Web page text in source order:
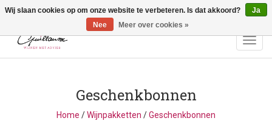
Vragen? Bel ons: +32 (0)13 - 77 11 21 - Winkel: Lochtstraat 2,
3272 Testelt -
info@guillaumewijnen.be
Geschenkbonnen
Home /Wijnpakketten /Geschenkbonnen
Wij slaan cookies op om onze website te verbeteren. Is dat akkoord?
Ja
Nee
Meer over cookies »